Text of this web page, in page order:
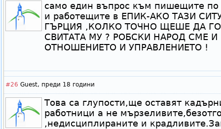
само един въпрос към пишещите
и работещите в ЕПИК-АКО ТАЗИ
ГЪРЦИЯ ,КОЛКО ТОЧНО ЩЕШЕ ДА
СВИТАТА МУ ? РОБСКИ НАРОД СМЕ
ОТНОШЕНИЕТО И УПРАВЛЕНИЕТО !
#26 Guest, преди 18 години
Това са глупости,ще оставят
работници а не
,недисциплираните и